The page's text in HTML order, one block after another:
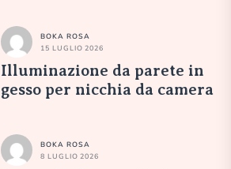
BOKA ROSA
15 LUGLIO 2026
Illuminazione da parete in
gesso per nicchia da camera
BOKA ROSA
8 LUGLIO 2026